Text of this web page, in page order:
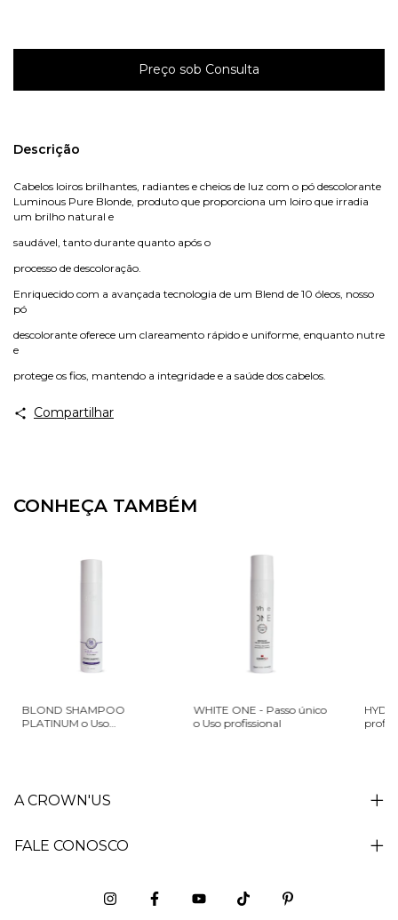
Descrição
Cabelos loiros brilhantes, radiantes e cheios de luz com o pó descolorante
Luminous Pure Blonde, produto que proporciona um loiro que irradia
um brilho natural e
saudável, tanto durante quanto após o
processo de descoloração.
Enriquecido com a avançada tecnologia de um Blend de 10 óleos, nosso
pó
descolorante oferece um clareamento rápido e uniforme, enquanto nutre
e
protege os fios, mantendo a integridade e a saúde dos cabelos.
Compartilhar
CONHEÇA TAMBÉM
BLOND SHAMPOO
PLATINUM o Uso
WHITE ONE - Passo único
o Uso profissional
A CROWN'US
FALE CONOSCO